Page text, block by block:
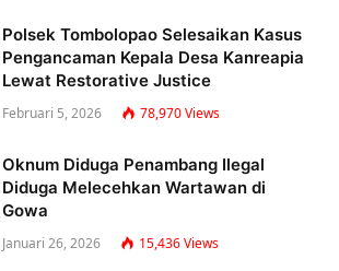
Polsek Tombolopao Selesaikan Kasus
Pengancaman Kepala Desa Kanreapia
Lewat Restorative Justice
Februari 5, 2026 78,970Views
Oknum Diduga Penambang Ilegal
Diduga Melecehkan Wartawan di
Gowa
Januari 26, 2026 15,436Views